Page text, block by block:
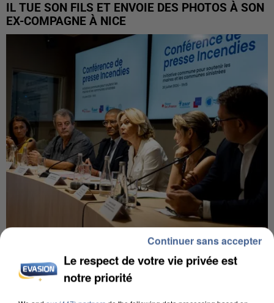
IL TUE SON FILS ET ENVOIE DES PHOTOS À SON
EX-COMPAGNE À NICE
INCENDIES : L’ÎLE-DE-FRANCE LANCE UN ÉLAN
DE SOLIDARITÉ AVEC LES...
Le respect de votre vie privée est
notre priorité
Continuer sans accepter